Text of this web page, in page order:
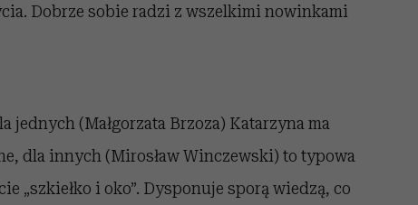
Dobrze sobie radzi z wszelkimi nowinkami
jednych (Małgorzata Brzoza) Katarzyna ma
dla innych (Mirosław Winczewski) to typowa
„szkiełko i oko”. Dysponuje sporą wiedzą, co